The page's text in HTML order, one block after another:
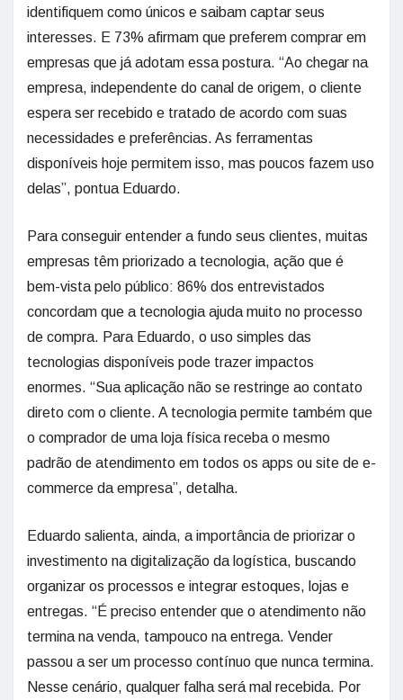
identifiquem como únicos e saibam captar seus
interesses. E 73% afirmam que preferem comprar em
empresas que já adotam essa postura. “Ao chegar na
empresa, independente do canal de origem, o cliente
espera ser recebido e tratado de acordo com suas
necessidades e preferências. As ferramentas
disponíveis hoje permitem isso, mas poucos fazem uso
delas”, pontua Eduardo.
Para conseguir entender a fundo seus clientes, muitas
empresas têm priorizado a tecnologia, ação que é
bem-vista pelo público: 86% dos entrevistados
concordam que a tecnologia ajuda muito no processo
de compra. Para Eduardo, o uso simples das
tecnologias disponíveis pode trazer impactos
enormes. “Sua aplicação não se restringe ao contato
direto com o cliente. A tecnologia permite também que
o comprador de uma loja física receba o mesmo
padrão de atendimento em todos os apps ou site de e-
commerce da empresa”, detalha.
Eduardo salienta, ainda, a importância de priorizar o
investimento na digitalização da logística, buscando
organizar os processos e integrar estoques, lojas e
entregas. “É preciso entender que o atendimento não
termina na venda, tampouco na entrega. Vender
passou a ser um processo contínuo que nunca termina.
Nesse cenário, qualquer falha será mal recebida. Por